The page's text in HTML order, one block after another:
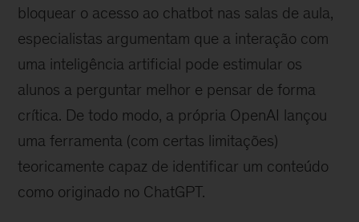
bloquear o acesso ao chatbot nas salas de aula,
especialistas argumentam que a interação com
uma inteligência artificial pode estimular os
alunos a perguntar melhor e pensar de forma
crítica. De todo modo, a própria OpenAI lançou
uma ferramenta (com certas limitações)
teoricamente capaz de identificar um conteúdo
como originado no ChatGPT.